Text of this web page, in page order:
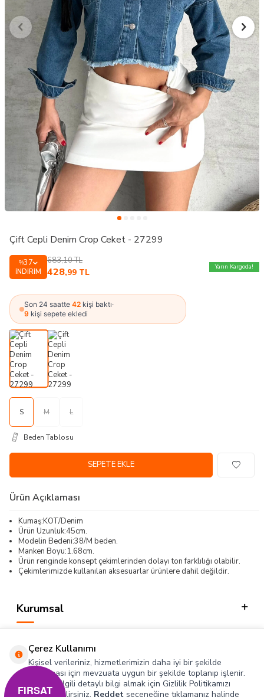
Çift Cepli Denim Crop Ceket - 27299
%37
İNDIRIM
683,10TL
428,99 TL
Yarın Kargoda!
Son 24 saatte 42 kişi baktı·
9 kişi sepete ekledi
S M L
Beden Tablosu
SEPETE EKLE
Ürün Açıklaması
Kumaş:KOT/Denim
Ürün Uzunluk:45cm.
Modelin Bedeni:38/M beden.
Manken Boyu:1.68cm.
Ürün renginde konsept çekimlerinden dolayı ton farklılığı olabilir.
Çekimlerimizde kullanılan aksesuarlar ürünlere dahil değildir.
Kurumsal
Hızlı Erişim
Sosyal
Çerez Kullanımı
Kişisel verileriniz, hizmetlerimizin daha iyi bir şekilde
sunulması için mevzuata uygun bir şekilde toplanıp işlenir.
Konuyla ilgili detaylı bilgi almak için Gizlilik Politikamızı
inceleyebilirsiniz. Reddet seçeneğine tıklamanız halinde
FIRSAT